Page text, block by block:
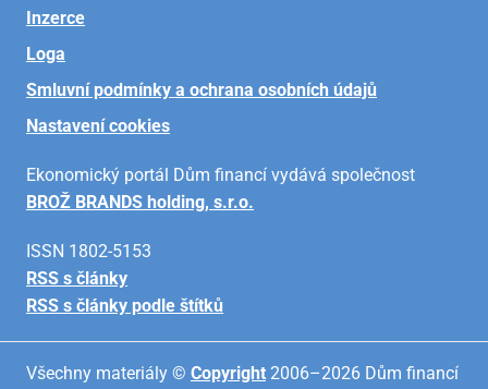
Inzerce
Loga
Smluvní podmínky a ochrana osobních údajů
Nastavení cookies
Ekonomický portál Dům financí vydává společnost
BROŽ BRANDS holding, s.r.o.
ISSN 1802-5153
RSS s články
RSS s články podle štítků
Všechny materiály © Copyright 2006–2026 Dům financí